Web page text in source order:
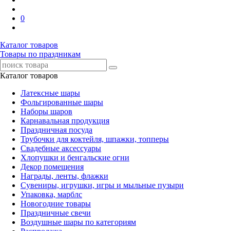
0
Каталог товаров
Товары по праздникам
Каталог товаров
Латексные шары
Фольгированные шары
Наборы шаров
Карнавальная продукция
Праздничная посуда
Трубочки для коктейля, шпажки, топперы
Свадебные аксессуары
Хлопушки и бенгальские огни
Декор помещения
Награды, ленты, флажки
Сувениры, игрушки, игры и мыльные пузыри
Упаковка, марблс
Новогодние товары
Праздничные свечи
Воздушные шары по категориям